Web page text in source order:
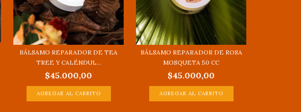
BÁLSAMO REPARADOR DE TEA
TREE Y CALÉNDUL...
$45.000,00
BÁLSAMO REPARADOR DE ROSA
MOSQUETA 50 CC
$45.000,00